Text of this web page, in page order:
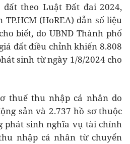
đất theo Luật Đất đai 2024,
(HoREA) dẫn số liệu
biết, do UBND Thành phố
đất điều chỉnh khiến 8.808
sinh từ ngày 1/8/2024 cho
thuế thu nhập cá nhân do
sản và 2.737 hồ sơ thuộc
phát sinh nghĩa vụ tài chính
nhập cá nhân từ chuyển